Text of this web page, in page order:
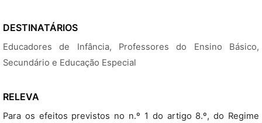
DESTINATÁRIOS
Educadores de Infância, Professores do Ensino Básico,
Secundário e Educação Especial
RELEVA
Para os efeitos previstos no n.º 1 do artigo 8.º, do Regime